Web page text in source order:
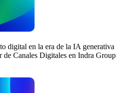
digital en la era de la IA generativa
de Canales Digitales en Indra Group